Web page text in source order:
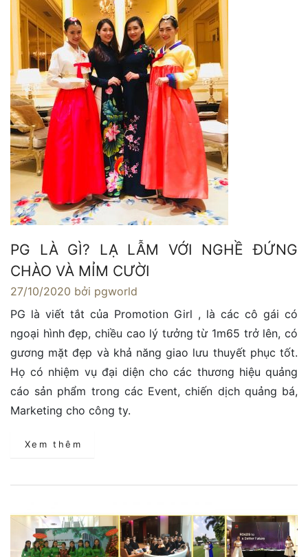
PG LÀ GÌ? LẠ LẪM VỚI NGHỀ ĐỨNG
CHÀO VÀ MỈM CƯỜI
27/10/2020 bởi pgworld
PG là viết tắt của Promotion Girl , là các cô gái có
ngoại hình đẹp, chiều cao lý tưởng từ 1m65 trở lên, có
gương mặt đẹp và khả năng giao lưu thuyết phục tốt.
Họ có nhiệm vụ đại diện cho các thương hiệu quảng
cáo sản phẩm trong các Event, chiến dịch quảng bá,
Marketing cho công ty.
Xem thêm